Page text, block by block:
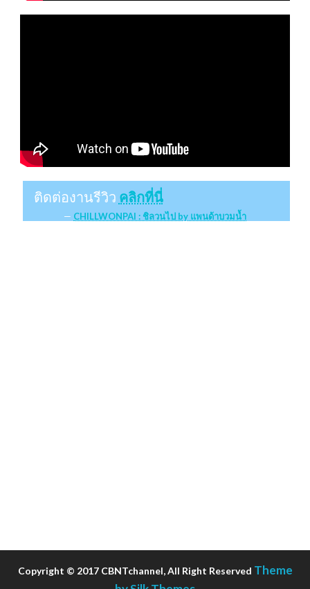
ติดต่องานรีวิว คลิกที่นี่
CHILLWONPAI : ชิลวนไป by แพนด้าบวมน้ำ
Copyright © 2017 CBNTchannel, All Right Reserved Theme